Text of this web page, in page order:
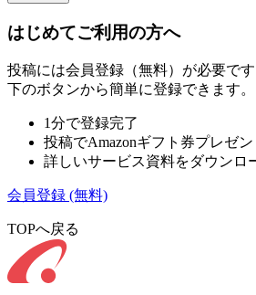
はじめてご利用の方へ
投稿には会員登録（無料）が必要です
下のボタンから簡単に登録できます。
1分で登録完了
投稿でAmazonギフト券プレゼン
詳しいサービス資料をダウンロ
会員登録 (無料)
TOPへ戻る